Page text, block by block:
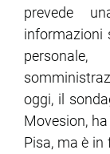
prevede
informazioni
oggi, il
Movesion,
Pisa, ma è